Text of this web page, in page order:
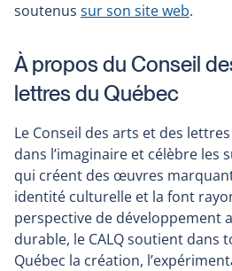
soutenus sur son site web.
À propos du Conseil
lettres du Québec
Le Conseil des arts et des
dans l’imaginaire et célèbre les
qui créent des œuvres
identité culturelle et la font
perspective de développement
durable, le CALQ soutient dans
Québec la création,